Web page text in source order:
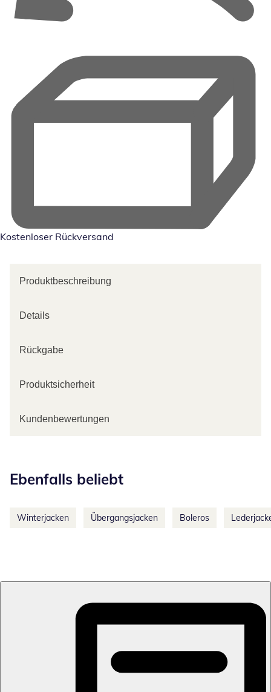
Kostenloser Rückversand
Produktbeschreibung
Details
Rückgabe
Produktsicherheit
Kundenbewertungen
Ebenfalls beliebt
Winterjacken Übergangsjacken Boleros